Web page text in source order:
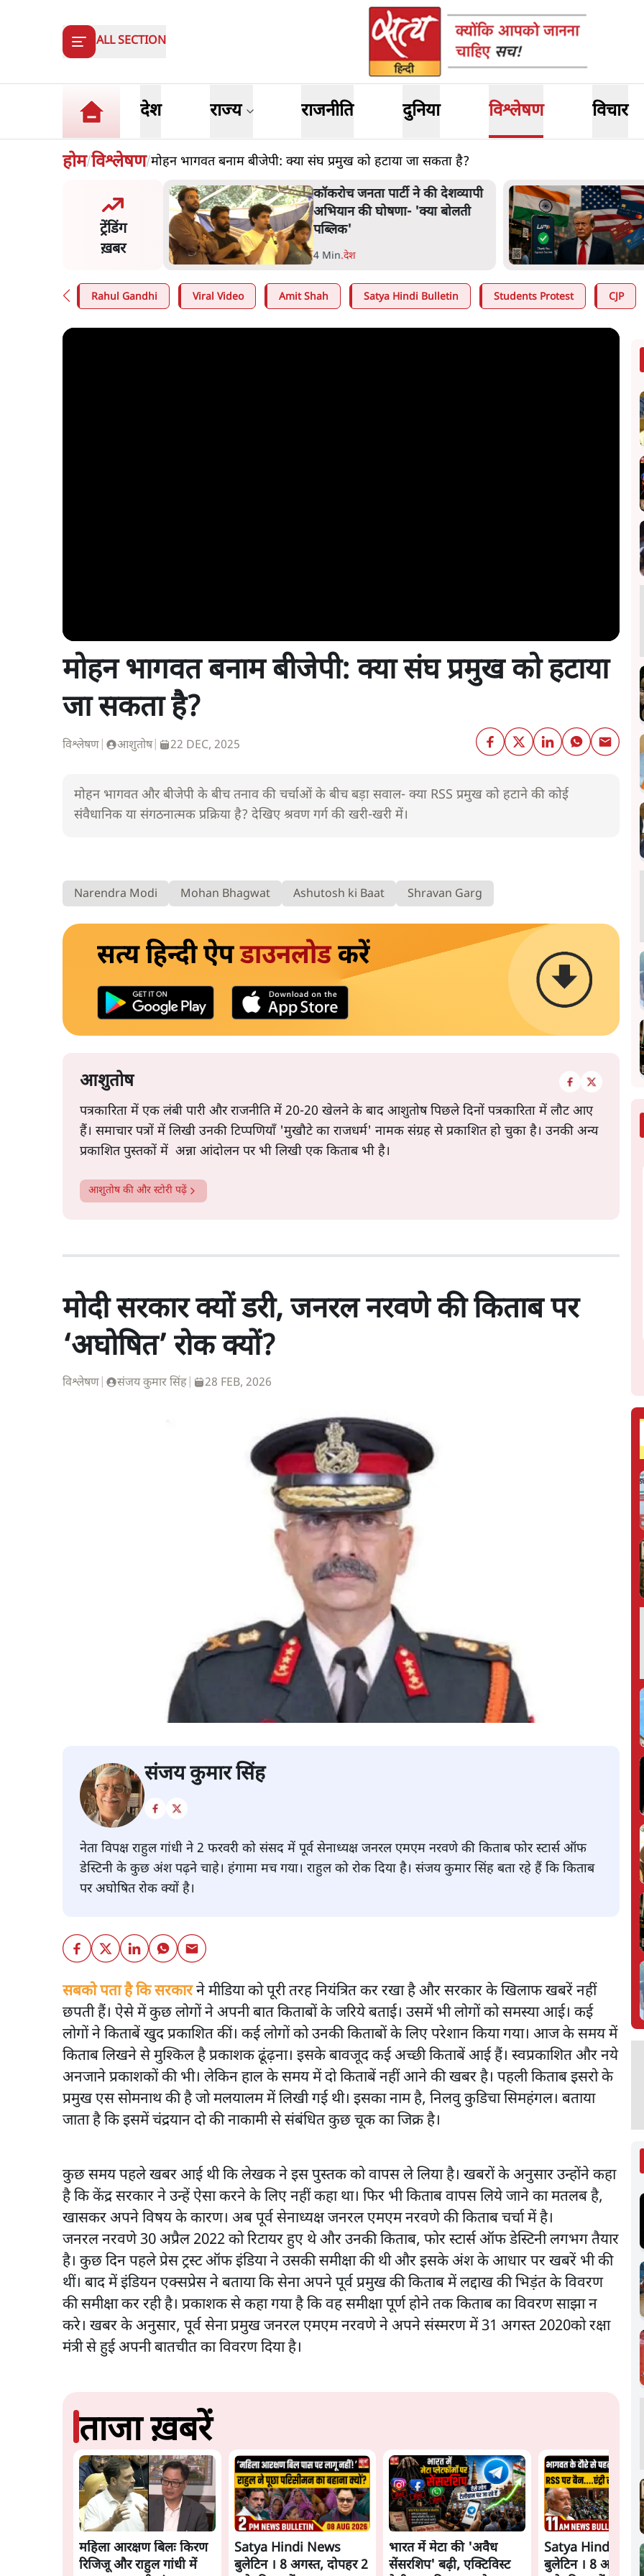
ALL SECTION
देश राज्य राजनीति दुनिया विश्लेषण विचार
होम/विश्लेषण/मोहन भागवत बनाम बीजेपी: क्या संघ प्रमुख को हटाया जा सकता है?
ट्रेंडिंग
ख़बर
अहमद के बेटे अबान अहमद
हादसे में मौत, जेल में बंद
कॉकरोच जनता पार्टी ने की देशव्यापी
अभियान की घोषणा- 'क्या बोलती
पब्लिक'
4 Min.देश
Rahul Gandhi Viral Video Amit Shah Satya Hindi Bulletin Students Protest CJP
मोहन भागवत बनाम बीजेपी: क्या संघ प्रमुख को हटाया
जा सकता है?
विश्लेषण| आशुतोष| 22 DEC, 2025
मोहन भागवत और बीजेपी के बीच तनाव की चर्चाओं के बीच बड़ा सवाल- क्या RSS प्रमुख को हटाने की कोई
संवैधानिक या संगठनात्मक प्रक्रिया है? देखिए श्रवण गर्ग की खरी-खरी में।
Narendra Modi Mohan Bhagwat Ashutosh ki Baat Shravan Garg
सत्य हिन्दी ऐपडाउनलोडकरें
आशुतोष
पत्रकारिता में एक लंबी पारी और राजनीति में 20-20 खेलने के बाद आशुतोष पिछले दिनों पत्रकारिता में लौट आए
हैं। समाचार पत्रों में लिखी उनकी टिप्पणियाँ 'मुखौटे का राजधर्म' नामक संग्रह से प्रकाशित हो चुका है। उनकी अन्य
प्रकाशित पुस्तकों में अन्ना आंदोलन पर भी लिखी एक किताब भी है।
आशुतोषकी और स्टोरी पढ़ें
मोदी सरकार क्यों डरी, जनरल नरवणे की किताब पर
‘अघोषित’ रोक क्यों?
विश्लेषण संजय कुमार सिंह 28 FEB, 2026
संजय कुमार सिंह
नेता विपक्ष राहुल गांधी ने 2 फरवरी को संसद में पूर्व सेनाध्यक्ष जनरल एमएम नरवणे की किताब फोर स्टार्स ऑफ
डेस्टिनी के कुछ अंश पढ़ने चाहे। हंगामा मच गया। राहुल को रोक दिया है। संजय कुमार सिंह बता रहे हैं कि किताब
पर अघोषित रोक क्यों है।
सबको पता है कि सरकारने मीडिया को पूरी तरह नियंत्रित कर रखा है और सरकार के खिलाफ खबरें नहीं
छपती हैं। ऐसे में कुछ लोगों ने अपनी बात किताबों के जरिये बताई। उसमें भी लोगों को समस्या आई। कई
लोगों ने किताबें खुद प्रकाशित कीं। कई लोगों को उनकी किताबों के लिए परेशान किया गया। आज के समय में
किताब लिखने से मुश्किल है प्रकाशक ढूंढ़ना। इसके बावजूद कई अच्छी किताबें आई हैं। स्वप्रकाशित और नये
अनजाने प्रकाशकों की भी। लेकिन हाल के समय में दो किताबें नहीं आने की खबर है। पहली किताब इसरो के
प्रमुख एस सोमनाथ की है जो मलयालम में लिखी गई थी। इसका नाम है, निलवु कुडिचा सिमहंगल। बताया
जाता है कि इसमें चंद्रयान दो की नाकामी से संबंधित कुछ चूक का जिक्र है।
कुछ समय पहले खबर आई थी कि लेखक ने इस पुस्तक को वापस ले लिया है। खबरों के अनुसार उन्होंने कहा
है कि केंद्र सरकार ने उन्हें ऐसा करने के लिए नहीं कहा था। फिर भी किताब वापस लिये जाने का मतलब है,
खासकर अपने विषय के कारण। अब पूर्व सेनाध्यक्ष जनरल एमएम नरवणे की किताब चर्चा में है।
जनरल नरवणे 30 अप्रैल 2022 को रिटायर हुए थे और उनकी किताब, फोर स्टार्स ऑफ डेस्टिनी लगभग तैयार
है। कुछ दिन पहले प्रेस ट्रस्ट ऑफ इंडिया ने उसकी समीक्षा की थी और इसके अंश के आधार पर खबरें भी की
थीं। बाद में इंडियन एक्सप्रेस ने बताया कि सेना अपने पूर्व प्रमुख की किताब में लद्दाख की भिड़ंत के विवरण
की समीक्षा कर रही है। प्रकाशक से कहा गया है कि वह समीक्षा पूर्ण होने तक किताब का विवरण साझा न
करे। खबर के अनुसार, पूर्व सेना प्रमुख जनरल एमएम नरवणे ने अपने संस्मरण में 31 अगस्त 2020को रक्षा
मंत्री से हुई अपनी बातचीत का विवरण दिया है।
ताजा ख़बरें
महिला आरक्षण बिलः किरण
रिजिजू और राहुल गांधी में
Satya Hindi News
बुलेटिन । 8 अगस्त, दोपहर 2
भारत में मेटा की 'अवैध
सेंसरशिप' बढ़ी, एक्टिविस्ट
Satya Hindi
बुलेटिन । 8 अगस्त,